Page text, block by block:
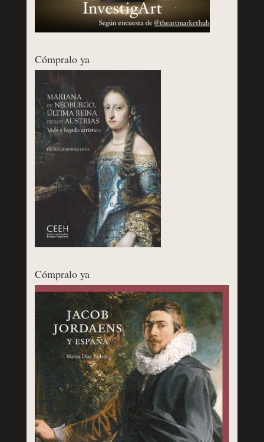
Cómpralo ya
Cómpralo ya